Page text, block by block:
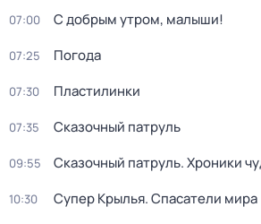
07:00 С добрым утром, малыши!
07:25 Погода
07:30 Пластилинки
07:35 Сказочный патруль
09:55 Сказочный патруль. Хроники
10:30 Супер Крылья. Спасатели мира